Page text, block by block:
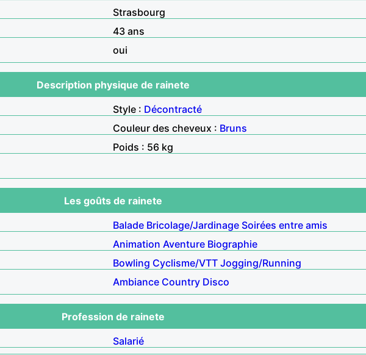
Strasbourg
43 ans
oui
Description physique de rainete
Style : Décontracté
Couleur des cheveux : Bruns
Poids : 56 kg
Les goûts de rainete
Balade Bricolage/Jardinage Soirées entre amis
Animation Aventure Biographie
Bowling Cyclisme/VTT Jogging/Running
Ambiance Country Disco
Profession de rainete
Salarié